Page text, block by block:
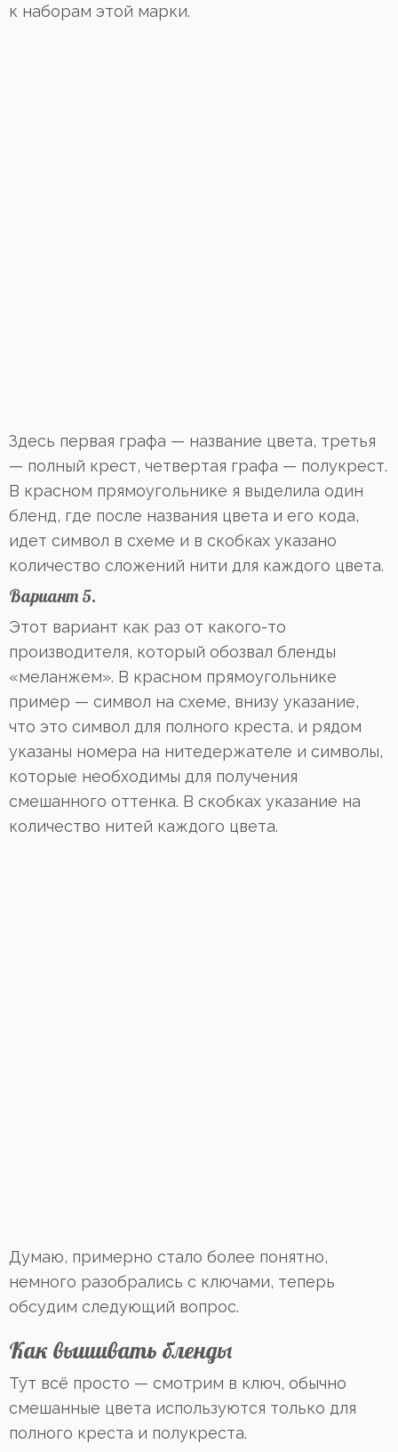
к наборам этой марки.
Здесь первая графа — название цвета, третья
— полный крест, четвертая графа — полукрест.
В красном прямоугольнике я выделила один
бленд, где после названия цвета и его кода,
идет символ в схеме и в скобках указано
количество сложений нити для каждого цвета.
Вариант 5.
Этот вариант как раз от какого-то
производителя, который обозвал бленды
«меланжем». В красном прямоугольнике
пример — символ на схеме, внизу указание,
что это символ для полного креста, и рядом
указаны номера на нитедержателе и символы,
которые необходимы для получения
смешанного оттенка. В скобках указание на
количество нитей каждого цвета.
Думаю, примерно стало более понятно,
немного разобрались с ключами, теперь
обсудим следующий вопрос.
Как вышивать бленды
Тут всё просто — смотрим в ключ, обычно
смешанные цвета используются только для
полного креста и полукреста.